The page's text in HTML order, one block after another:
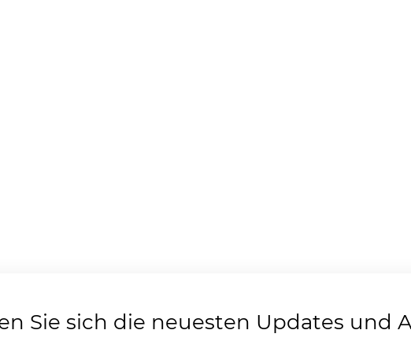
Sie sich die neuesten Updates und